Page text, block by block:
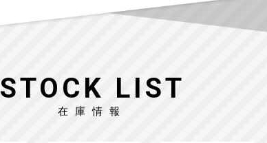
STOCK LIST
在庫情報